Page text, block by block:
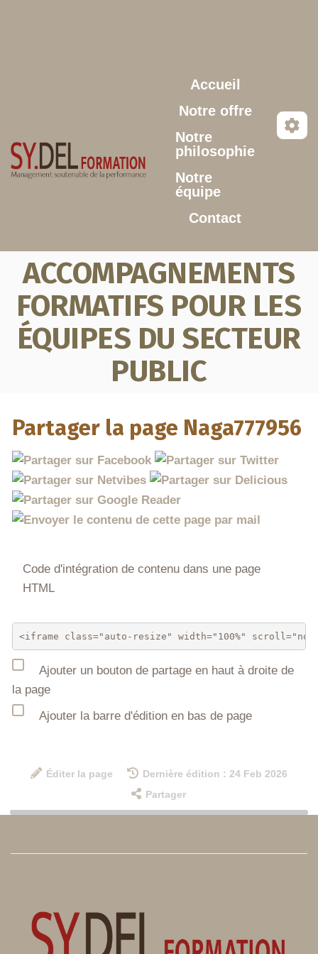
Accueil
Notre offre
Notre
philosophie
Notre
équipe
Contact
ACCOMPAGNEMENTS
FORMATIFS POUR LES
ÉQUIPES DU SECTEUR
PUBLIC
Partager la page Naga777956
Code d'intégration de contenu dans une page
HTML
Ajouter un bouton de partage en haut à droite de
la page
Ajouter la barre d'édition en bas de page
Éditer la page
Dernière édition : 24 Feb 2026
Partager